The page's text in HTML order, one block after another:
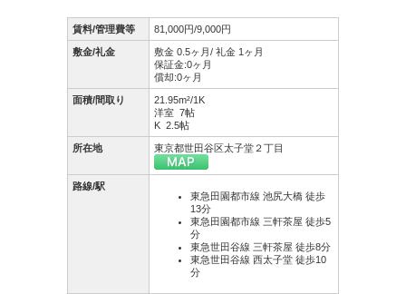
賃料/管理費等 81,000円/9,000円
敷金/礼金
敷金 0.5ヶ月/ 礼金 1ヶ月
保証金:0ヶ月
償却:0ヶ月
面積/間取り
21.95m²/1K
洋室 7帖
K 2.5帖
所在地 東京都世田谷区太子堂２丁目
路線/駅
東急田園都市線 池尻大橋 徒歩
13分
東急田園都市線 三軒茶屋 徒歩5
分
東急世田谷線 三軒茶屋 徒歩8分
東急世田谷線 西太子堂 徒歩10
分